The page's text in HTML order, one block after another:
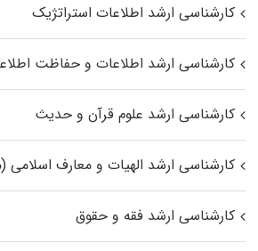
کارشناسی ارشد اطلاعات استراتژیک
کارشناسی ارشد اطلاعات و حفاظت
کارشناسی ارشد علوم قرآن و حدیث
کارشناسی ارشد الهیات و معارف
کارشناسی ارشد فقه و حقوق